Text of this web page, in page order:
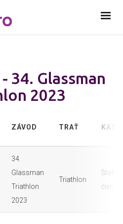
34. Glassman
2023
ZÁVOD TRAŤ
34.
Glassman
Triathlon
2023
Triathlon
členná